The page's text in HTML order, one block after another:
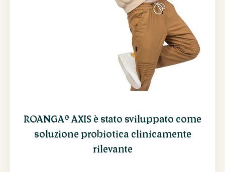
ROANGA® AXIS è stato sviluppato come
soluzione probiotica clinicamente
rilevante